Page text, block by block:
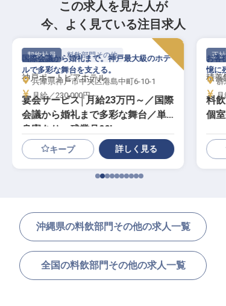
この求人を見た人が
今、よく見ている注目求人
契約社員 料飲部門その他
神戸ポートピアホテル
宴会サービス│月給23万円～／国際
会議から婚礼まで多彩な舞台／単
身寮あり・残業月20h
国際会議から婚礼まで。神戸最大級のホテ
ルで多彩な舞台を支える。
兵庫県神戸市中央区港島中町6-10-1
月給／230,000円～
キープ 詳しく見る
正社
積善
料
個
お客
憶に
群
月
沖縄県の料飲部門その他の求人一覧
全国の料飲部門その他の求人一覧